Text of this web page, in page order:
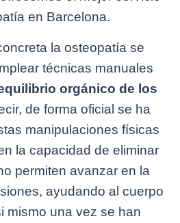
en Barcelona.
la osteopatía se
técnicas manuales
orgánico de los
de forma oficial se ha
manipulaciones físicas
la capacidad de eliminar
permiten avanzar en la
ayudando al cuerpo
mismo una vez se han